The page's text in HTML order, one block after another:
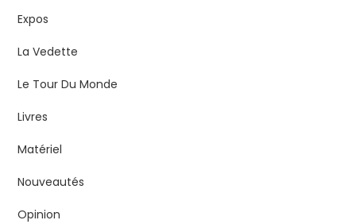
Expos
La Vedette
Le Tour Du Monde
Livres
Matériel
Nouveautés
Opinion